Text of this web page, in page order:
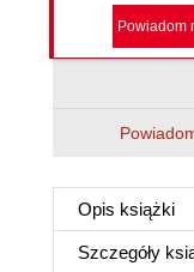
Powiadom
Opis książki
Szczegóły